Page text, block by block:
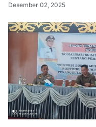
Desember 02, 2025